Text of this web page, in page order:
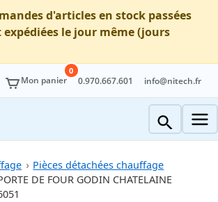
d'articles en stock passées
le jour même (jours
Mon panier
0
0.970.667.601 info@nitech.fr
Pièces détachées chauffage
DE FOUR GODIN CHATELAINE